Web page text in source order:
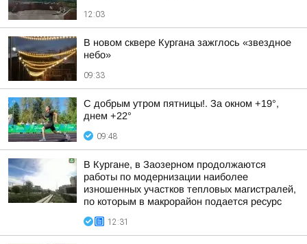
12:03
В новом сквере Кургана зажглось «звездное
небо»
09:33
С добрым утром пятницы!. За окном +19°,
днем +22°
09:48
В Кургане, в Заозерном продолжаются
работы по модернизации наиболее
изношенных участков тепловых магистралей,
по которым в макрорайон подается ресурс
12:31